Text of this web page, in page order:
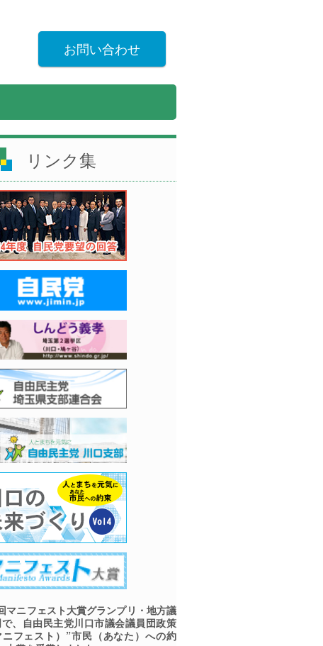
お問い合わせ
リンク集
マニフェスト大賞グランプリ・地方議
、自由民主党川口市議会議員団政策
フェスト）”市民（あなた）への約